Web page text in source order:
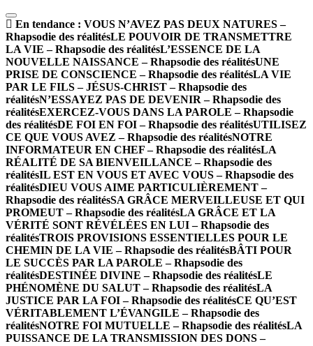
En tendance : VOUS N’AVEZ PAS DEUX NATURES –
Rhapsodie des réalitésLE POUVOIR DE TRANSMETTRE
LA VIE – Rhapsodie des réalitésL’ESSENCE DE LA
NOUVELLE NAISSANCE – Rhapsodie des réalitésUNE
PRISE DE CONSCIENCE – Rhapsodie des réalitésLA VIE
PAR LE FILS – JÉSUS-CHRIST – Rhapsodie des
réalitésN’ESSAYEZ PAS DE DEVENIR – Rhapsodie des
réalitésEXERCEZ-VOUS DANS LA PAROLE – Rhapsodie
des réalitésDE FOI EN FOI – Rhapsodie des réalitésUTILISEZ
CE QUE VOUS AVEZ – Rhapsodie des réalitésNOTRE
INFORMATEUR EN CHEF – Rhapsodie des réalitésLA
RÉALITÉ DE SA BIENVEILLANCE – Rhapsodie des
réalitésIL EST EN VOUS ET AVEC VOUS – Rhapsodie des
réalitésDIEU VOUS AIME PARTICULIÈREMENT –
Rhapsodie des réalitésSA GRÂCE MERVEILLEUSE ET QUI
PROMEUT – Rhapsodie des réalitésLA GRÂCE ET LA
VÉRITÉ SONT RÉVÉLÉES EN LUI – Rhapsodie des
réalitésTROIS PROVISIONS ESSENTIELLES POUR LE
CHEMIN DE LA VIE – Rhapsodie des réalitésBÂTI POUR
LE SUCCÈS PAR LA PAROLE – Rhapsodie des
réalitésDESTINÉE DIVINE – Rhapsodie des réalitésLE
PHÉNOMÈNE DU SALUT – Rhapsodie des réalitésLA
JUSTICE PAR LA FOI – Rhapsodie des réalitésCE QU’EST
VÉRITABLEMENT L’ÉVANGILE – Rhapsodie des
réalitésNOTRE FOI MUTUELLE – Rhapsodie des réalitésLA
PUISSANCE DE LA TRANSMISSION DES DONS –